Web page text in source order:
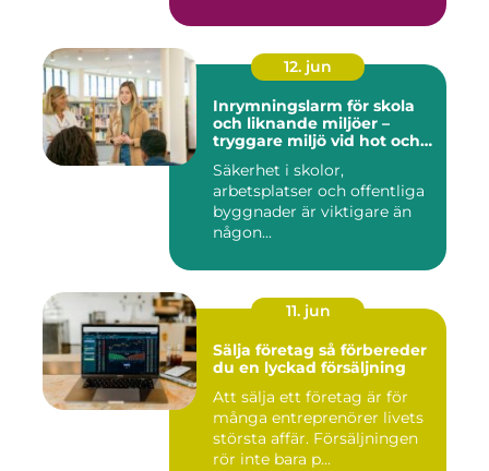
12. jun
Inrymningslarm för skola
och liknande miljöer –
tryggare miljö vid hot och
Säkerhet i skolor,
arbetsplatser och offentliga
byggnader är viktigare än
någon...
11. jun
Sälja företag så förbereder
du en lyckad försäljning
Att sälja ett företag är för
många entreprenörer livets
största affär. Försäljningen
rör inte bara p...